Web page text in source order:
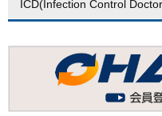
ICD(Infection Control